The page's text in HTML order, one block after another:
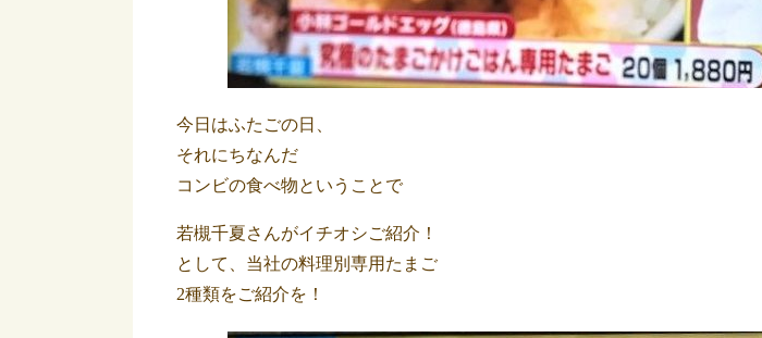
今日はふたごの日、
それにちなんだ
コンビの食べ物ということで
若槻千夏さんがイチオシご紹介！
として、当社の料理別専用たまご
2種類をご紹介を！